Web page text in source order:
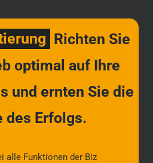
Richten Sie
optimal auf Ihre
und ernten Sie die
des Erfolgs.
alle Funktionen der Biz